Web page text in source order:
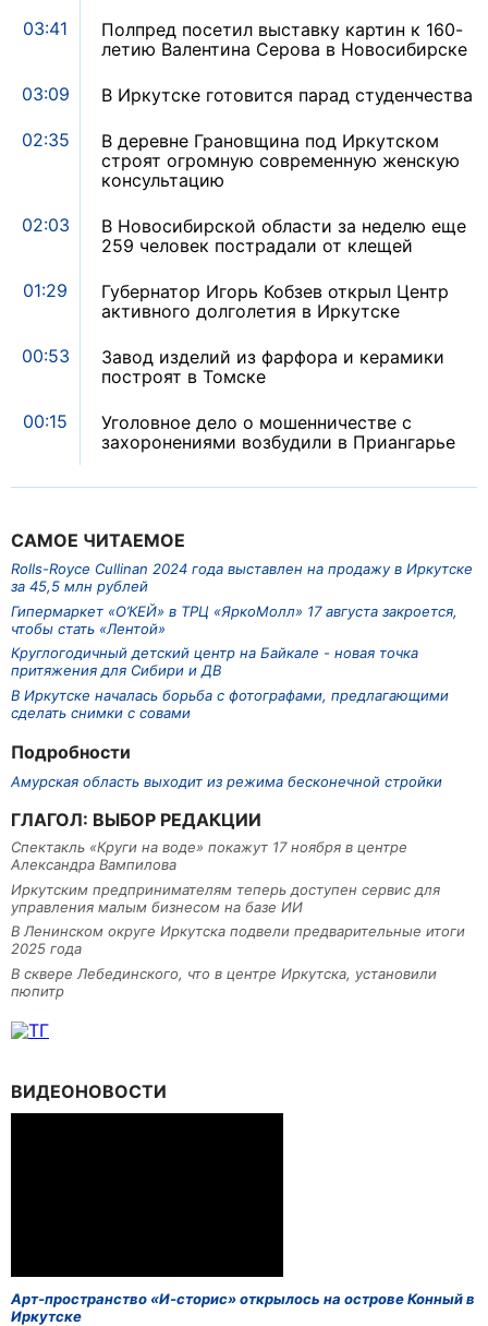
САМОЕ ЧИТАЕМОЕ
Rolls-Royce Cullinan 2024 года выставлен на продажу в Иркутске
за 45,5 млн рублей
Гипермаркет «О’КЕЙ» в ТРЦ «ЯркоМолл» 17 августа закроется,
чтобы стать «Лентой»
Круглогодичный детский центр на Байкале - новая точка
притяжения для Сибири и ДВ
В Иркутске началась борьба с фотографами, предлагающими
сделать снимки с совами
Подробности
Амурская область выходит из режима бесконечной стройки
ГЛАГОЛ: ВЫБОР РЕДАКЦИИ
Спектакль «Круги на воде» покажут 17 ноября в центре
Александра Вампилова
Иркутским предпринимателям теперь доступен сервис для
управления малым бизнесом на базе ИИ
В Ленинском округе Иркутска подвели предварительные итоги
2025 года
В сквере Лебединского, что в центре Иркутска, установили
пюпитр
03:41
Полпред посетил выставку картин к 160-
летию Валентина Серова в Новосибирске
03:09 В Иркутске готовится парад студенчества
02:35
В деревне Грановщина под Иркутском
строят огромную современную женскую
консультацию
02:03
В Новосибирской области за неделю еще
259 человек пострадали от клещей
01:29
Губернатор Игорь Кобзев открыл Центр
активного долголетия в Иркутске
00:53
Завод изделий из фарфора и керамики
построят в Томске
00:15
Уголовное дело о мошенничестве с
захоронениями возбудили в Приангарье
ВИДЕОНОВОСТИ
Арт-пространство «И-сторис» открылось на острове Конный в
Иркутске